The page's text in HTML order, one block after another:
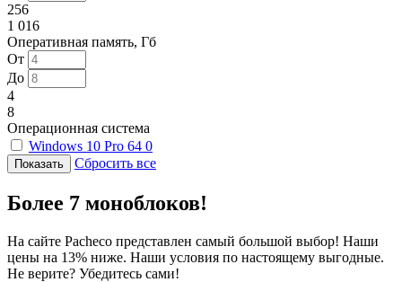
256
1 016
Оперативная память, Гб
От
До
4
8
Операционная система
Windows 10 Pro 64 0
Сбросить все
Более 7 моноблоков!
На сайте Pacheco представлен самый большой выбор! Наши
цены на 13% ниже. Наши условия по настоящему выгодные.
Не верите? Убедитесь сами!